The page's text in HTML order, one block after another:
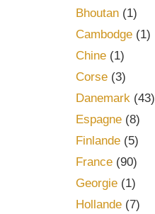
Bhoutan(1)
Cambodge(1)
Chine(1)
Corse(3)
Danemark(43)
Espagne(8)
Finlande(5)
France(90)
Georgie(1)
Hollande(7)